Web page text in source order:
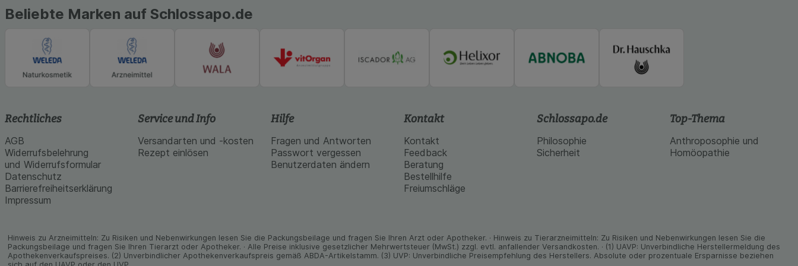
Beliebte Marken auf Schlossapo.de
Rechtliches
AGB
Widerrufsbelehrung
und Widerrufsformular
Datenschutz
Barrierefreiheitserklärung
Impressum
Service und Info
Versandarten und -kosten
Rezept einlösen
Hilfe
Fragen und Antworten
Passwort vergessen
Benutzerdaten ändern
Kontakt
Kontakt
Feedback
Beratung
Bestellhilfe
Freiumschläge
Schlossapo.de
Philosophie
Sicherheit
Top-Thema
Anthroposophie und
Homöopathie
Hinweis zu Arzneimitteln: Zu Risiken und Neben­wirkungen lesen Sie die Packungs­beilage und fragen Sie Ihren Arzt oder Apo­theker. · Hinweis zu Tier­arz­nei­mitteln: Zu Risiken und Neben­wirkungen lesen Sie die
Packungs­beilage und fragen Sie Ihren Tier­arzt oder Apo­theker. · Alle Preise inklusive gesetz­licher Mehrwertsteuer (MwSt.) zzgl. evtl. anfallender Versand­kosten. · (1) UAVP: Unverbindliche Herstellermeldung des
Apothekenverkaufspreises. (2) Unverbindlicher Apothekenverkaufspreis gemäß ABDA-Artikelstamm. (3) UVP: Unverbindliche Preisempfehlung des Herstellers. Absolute oder prozentuale Ersparnisse beziehen